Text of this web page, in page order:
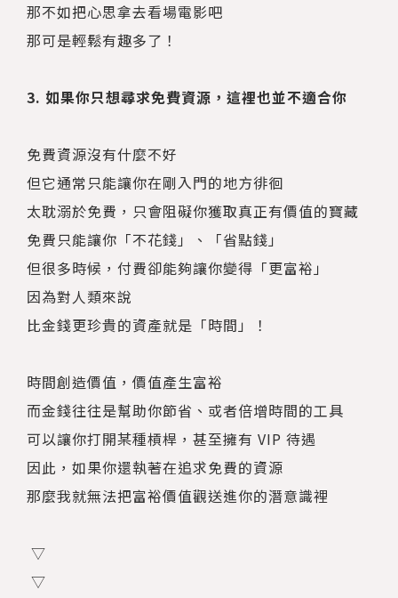
那不如把心思拿去看場電影吧
那可是輕鬆有趣多了！
3. 如果你只想尋求免費資源，這裡也並不適合你
免費資源沒有什麼不好
但它通常只能讓你在剛入門的地方徘徊
太耽溺於免費，只會阻礙你獲取真正有價值的寶藏
免費只能讓你「不花錢」、「省點錢」
但很多時候，付費卻能夠讓你變得「更富裕」
因為對人類來說
比金錢更珍貴的資產就是「時間」！
時間創造價值，價值產生富裕
而金錢往往是幫助你節省、或者倍增時間的工具
可以讓你打開某種槓桿，甚至擁有 VIP 待遇
因此，如果你還執著在追求免費的資源
那麼我就無法把富裕價值觀送進你的潛意識裡
▽
▽